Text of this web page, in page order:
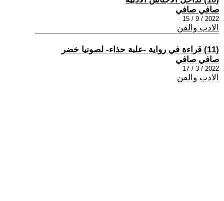
صافي صافي
2022 / 9 / 15
الادب والفن
(11) قراءة في رواية -علبة حذاء- لصونيا خضر
صافي صافي
2022 / 3 / 17
الادب والفن